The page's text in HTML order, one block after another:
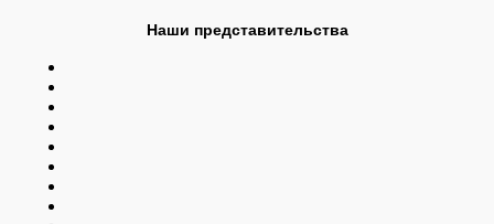
Наши представительства